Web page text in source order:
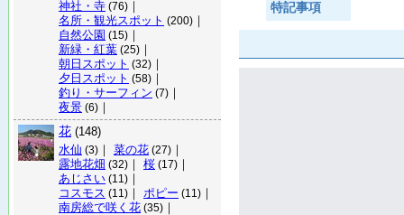
神社・寺 (76) ｜
名所・観光スポット (200) ｜
自然公園 (15) ｜
新緑・紅葉 (25) ｜
朝日スポット (32) ｜
夕日スポット (58) ｜
釣り・サーフィン (7) ｜
夜景 (6) ｜
花 (148)
水仙 (3) ｜ 菜の花 (27) ｜
露地花畑 (32) ｜ 桜 (17) ｜
あじさい (11) ｜
コスモス (11) ｜ ポピー (11) ｜
南房総で咲く花 (35) ｜
特記事項